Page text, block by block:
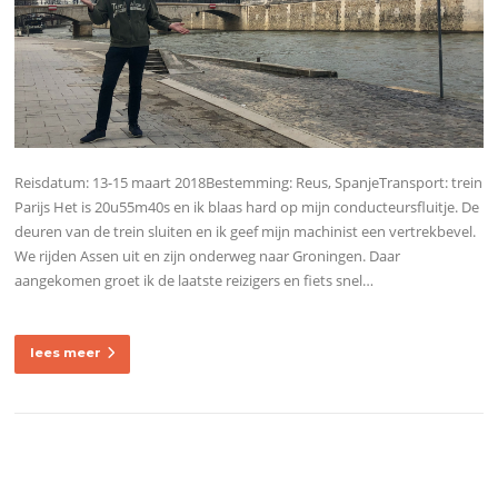
Reisdatum: 13-15 maart 2018Bestemming: Reus, SpanjeTransport: trein
Parijs Het is 20u55m40s en ik blaas hard op mijn conducteursfluitje. De
deuren van de trein sluiten en ik geef mijn machinist een vertrekbevel.
We rijden Assen uit en zijn onderweg naar Groningen. Daar
aangekomen groet ik de laatste reizigers en fiets snel…
lees meer